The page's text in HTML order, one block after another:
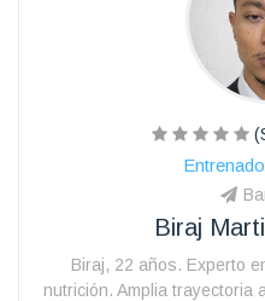
Biraj
Biraj, 22 años. Experto
nutrición. Amplia trayectoria